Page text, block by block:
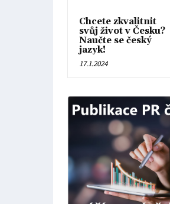
Chcete zkvalitnit
svůj život v Česku?
Naučte se český
jazyk!
17.1.2024